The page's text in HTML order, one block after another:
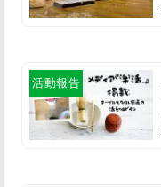
活動報告